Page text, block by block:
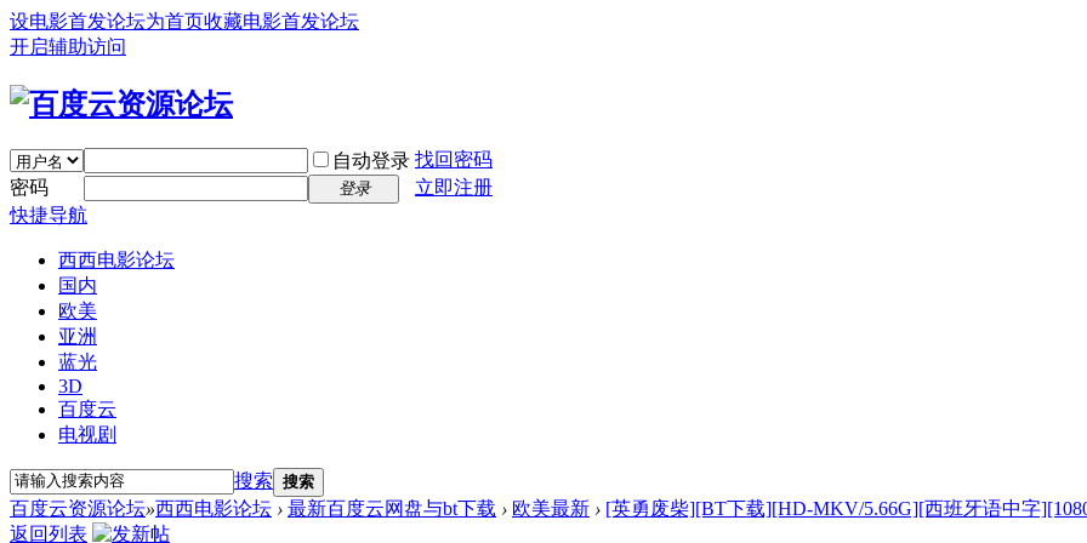
设电影首发论坛为首页收藏电影首发论坛
开启辅助访问
自动登录 找回密码
密码
登录
立即注册
快捷导航
西西电影论坛
国内
欧美
亚洲
蓝光
3D
百度云
电视剧
搜索 搜索
百度云资源论坛»西西电影论坛 › 最新百度云网盘与bt下载 › 欧美最新 › [英勇废柴][BT下载][HD-MKV/5.66G][西班牙语中字
返回列表